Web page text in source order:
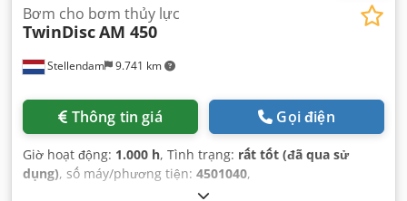
Stellendam 9.741 km
Bơm cho bơm thủy lực
TwinDiscAM 450
Thông tin giá Gọi điện
Giờ hoạt động: 1.000 h, Tình trạng: rất tốt (đã qua sử
dụng), số máy/phương tiện: 4501040,